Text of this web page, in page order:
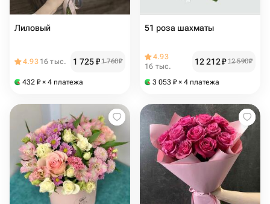
Лиловый
4.93 16 тыс. 1 725₽1 760₽
432 ₽ × 4 платежа
51 роза шахматы
4.93
16 тыс.
12 212₽ 12 590₽
3 053 ₽ × 4 платежа